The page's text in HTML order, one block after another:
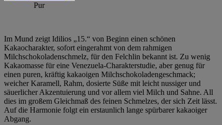
Pur
Im Mund zeigt Idilios „15.“ von Beginn einen schönen
Kakaocharakter, sofort eingerahmt von dem rahmigen
Milchschokoladenschmelz, für den Felchlin bekannt ist. Zu wenig
Kakaomasse für eine Venezuela-Charakterstudie, aber genug für
einen puren, kräftig kakaoigen Milchschokoladengeschmack;
weicher Karamell, Rahm, dosierte Süße mit leicht nussiger und
säuerlicher Akzentuierung und vor allem viel Milch und Sahne. All
dies im großem Gleichmaß des feinen Schmelzes, der sich Zeit lässt.
Auf die Harmonie folgt ein erstaunlich lange spürbarer kakaoiger
Abgang.